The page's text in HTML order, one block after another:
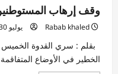
وقف إرهاب المستوطنين
Rabab khaled يوليو 30, 2026
الخطير في الأوضاع